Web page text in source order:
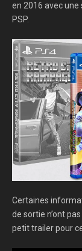
en 2016 avec
PSP.
Certaines
de sortie n’ont
petit trailer pour